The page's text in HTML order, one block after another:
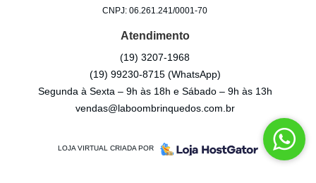
CNPJ: 06.261.241/0001-70
Atendimento
(19) 3207-1968
(19) 99230-8715 (WhatsApp)
Segunda à Sexta – 9h às 18h e Sábado – 9h às 13h
vendas@laboombrinquedos.com.br
LOJA VIRTUAL CRIADA POR